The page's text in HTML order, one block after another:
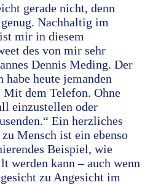
gerade nicht, denn
Nachhaltig im
mir in diesem
des von mir sehr
Dennis Meding. Der
heute jemanden
Mit dem Telefon. Ohne
einzustellen oder
Ein herzliches
Mensch ist ein ebenso
Beispiel, wie
werden kann – auch wenn
zu Angesicht im